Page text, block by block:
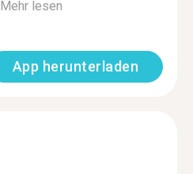
Mehr lesen
App herunterladen